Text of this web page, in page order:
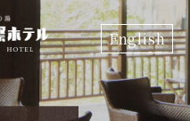
English